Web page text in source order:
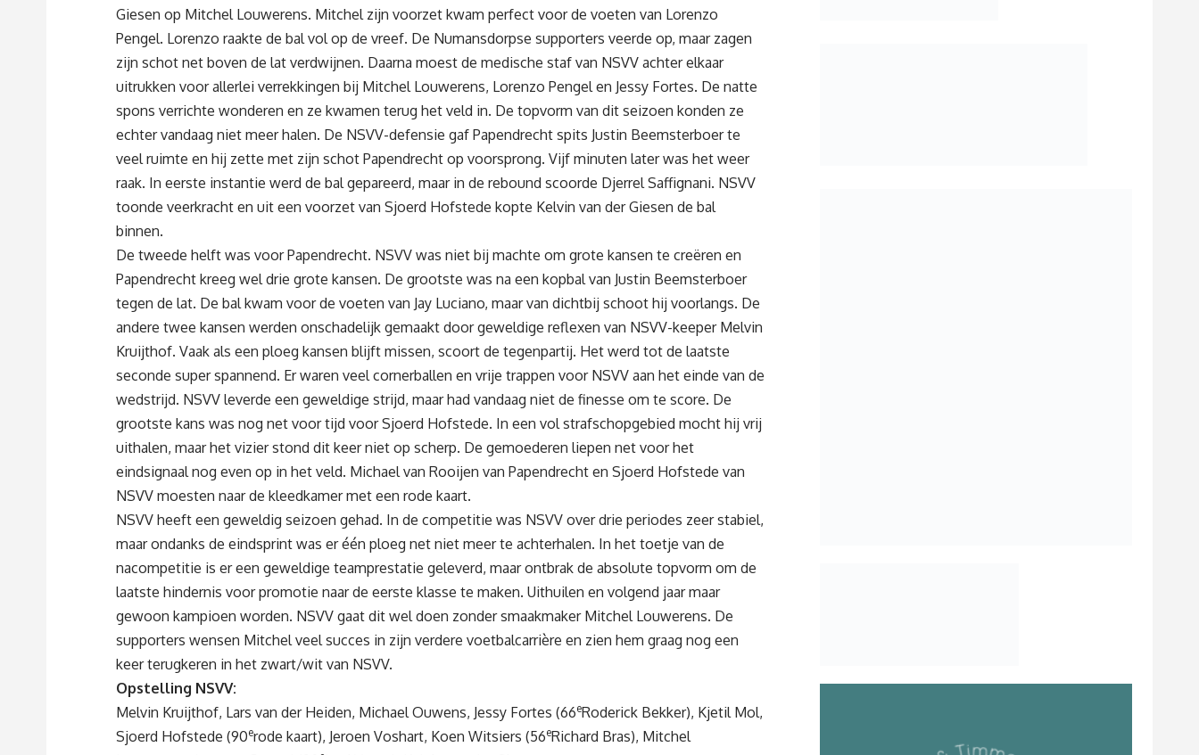
Giesen op Mitchel Louwerens. Mitchel zijn voorzet kwam perfect voor de voeten van Lorenzo
Pengel. Lorenzo raakte de bal vol op de vreef. De Numansdorpse supporters veerde op, maar zagen
zijn schot net boven de lat verdwijnen. Daarna moest de medische staf van NSVV achter elkaar
uitrukken voor allerlei verrekkingen bij Mitchel Louwerens, Lorenzo Pengel en Jessy Fortes. De natte
spons verrichte wonderen en ze kwamen terug het veld in. De topvorm van dit seizoen konden ze
echter vandaag niet meer halen. De NSVV-defensie gaf Papendrecht spits Justin Beemsterboer te
veel ruimte en hij zette met zijn schot Papendrecht op voorsprong. Vijf minuten later was het weer
raak. In eerste instantie werd de bal gepareerd, maar in de rebound scoorde Djerrel Saffignani. NSVV
toonde veerkracht en uit een voorzet van Sjoerd Hofstede kopte Kelvin van der Giesen de bal
binnen.
De tweede helft was voor Papendrecht. NSVV was niet bij machte om grote kansen te creëren en
Papendrecht kreeg wel drie grote kansen. De grootste was na een kopbal van Justin Beemsterboer
tegen de lat. De bal kwam voor de voeten van Jay Luciano, maar van dichtbij schoot hij voorlangs. De
andere twee kansen werden onschadelijk gemaakt door geweldige reflexen van NSVV-keeper Melvin
Kruijthof. Vaak als een ploeg kansen blijft missen, scoort de tegenpartij. Het werd tot de laatste
seconde super spannend. Er waren veel cornerballen en vrije trappen voor NSVV aan het einde van de
wedstrijd. NSVV leverde een geweldige strijd, maar had vandaag niet de finesse om te score. De
grootste kans was nog net voor tijd voor Sjoerd Hofstede. In een vol strafschopgebied mocht hij vrij
uithalen, maar het vizier stond dit keer niet op scherp. De gemoederen liepen net voor het
eindsignaal nog even op in het veld. Michael van Rooijen van Papendrecht en Sjoerd Hofstede van
NSVV moesten naar de kleedkamer met een rode kaart.
NSVV heeft een geweldig seizoen gehad. In de competitie was NSVV over drie periodes zeer stabiel,
maar ondanks de eindsprint was er één ploeg net niet meer te achterhalen. In het toetje van de
nacompetitie is er een geweldige teamprestatie geleverd, maar ontbrak de absolute topvorm om de
laatste hindernis voor promotie naar de eerste klasse te maken. Uithuilen en volgend jaar maar
gewoon kampioen worden. NSVV gaat dit wel doen zonder smaakmaker Mitchel Louwerens. De
supporters wensen Mitchel veel succes in zijn verdere voetbalcarrière en zien hem graag nog een
keer terugkeren in het zwart/wit van NSVV.
Opstelling NSVV:
Melvin Kruijthof, Lars van der Heiden, Michael Ouwens, Jessy Fortes (66eRoderick Bekker), Kjetil Mol,
Sjoerd Hofstede (90erode kaart), Jeroen Voshart, Koen Witsiers (56eRichard Bras), Mitchel